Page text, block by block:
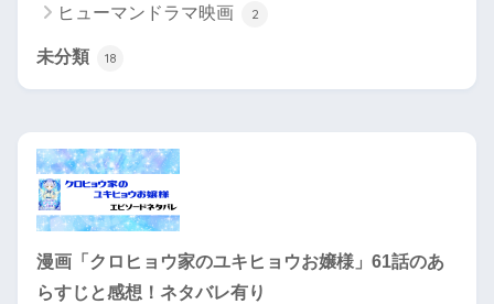
ヒューマンドラマ映画 2
未分類 18
漫画「クロヒョウ家のユキヒョウお嬢様」61話のあ
らすじと感想！ネタバレ有り